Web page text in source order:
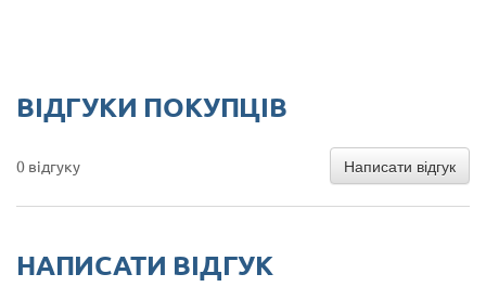
ВІДГУКИ ПОКУПЦІВ
0 відгуку Написати відгук
НАПИСАТИ ВІДГУК